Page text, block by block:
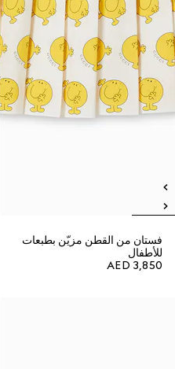
فستان من القطن مزيّن بطبعات
للأطفال
AED 3,850